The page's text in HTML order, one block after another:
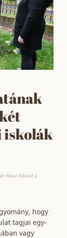
iskolák
fával bővült a
hogy
tagjai egy-
vagy